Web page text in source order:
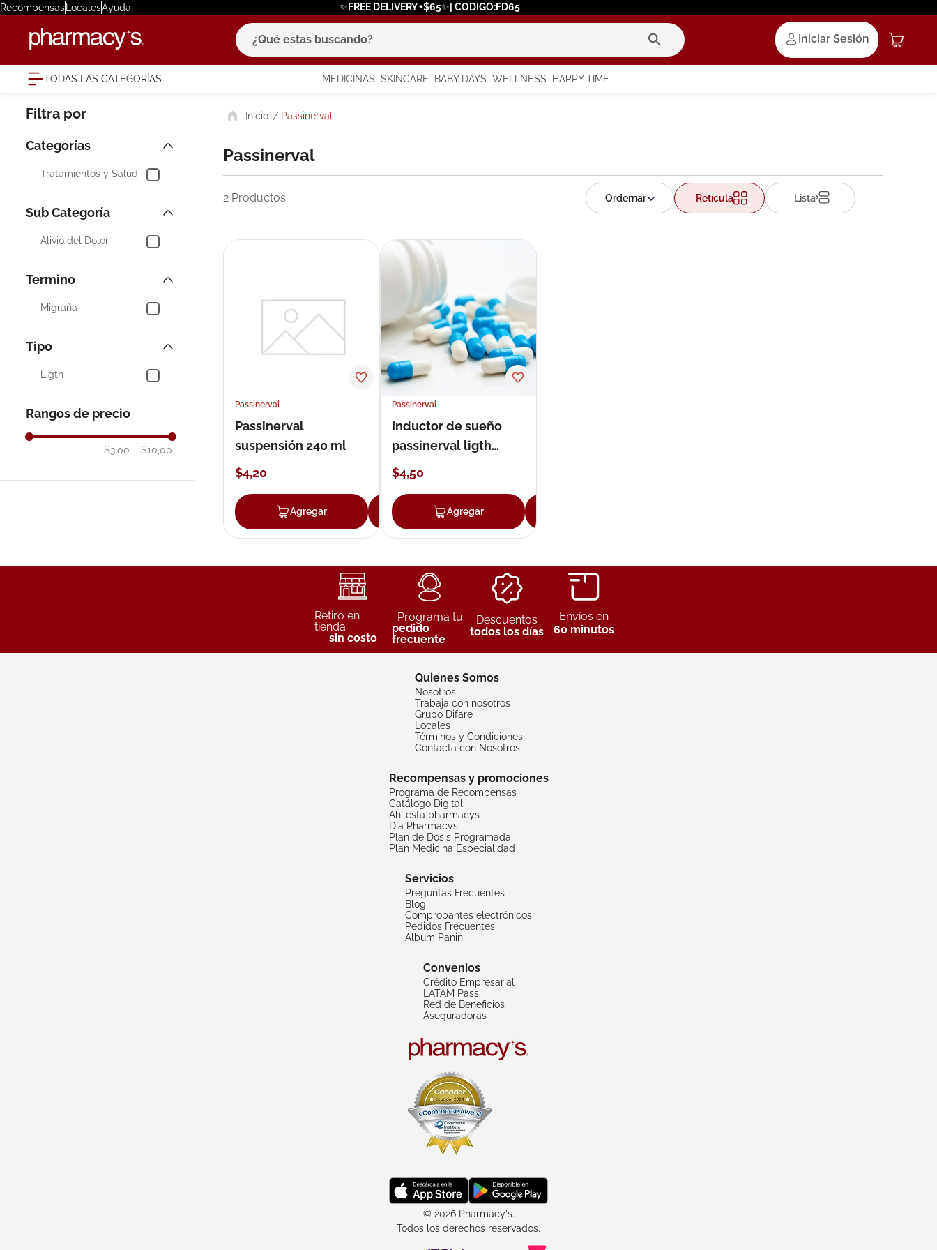
RecompensasLocalesAyuda ✨FREE DELIVERY +$65✨| CODIGO:FD65
¿Qué estas buscando?
Iniciar Sesión
TODAS LAS CATEGORÍAS MEDICINAS SKINCARE BABY DAYS WELLNESS HAPPY TIME
Tratamientos y Salud
Alivio del Dolor
Migraña
Tipo
Ligth
Rangos de precio
$3,00 – $10,00
Passinerval
Passinerval
2 Productos Retícula Lista
Passinerval
Passinerval
suspensión 240 ml
$4,20
Agregar Agregar
Passinerval
Inductor de sueño
passinerval ligth
suspensión 240ml
$4,50
Agregar
Retiro en
tienda
sin costo
Programa tu
pedido
frecuente
Descuentos
todos los días
Envíos en
60 minutos
Quienes Somos
Nosotros
Trabaja con nosotros
Grupo Difare
Locales
Términos y Condiciones
Contacta con Nosotros
Recompensas y promociones
Programa de Recompensas
Catálogo Digital
Ahí esta pharmacys
Día Pharmacys
Plan de Dosis Programada
Plan Medicina Especialidad
Servicios
Preguntas Frecuentes
Blog
Comprobantes electrónicos
Pedidos Frecuentes
Album Panini
Convenios
Crédito Empresarial
LATAM Pass
Red de Beneficios
Aseguradoras
© 2026 Pharmacy's.
Todos los derechos reservados.
términos más buscados
1. eucerin
bioderma
6. degraler
isdin
neumoflux